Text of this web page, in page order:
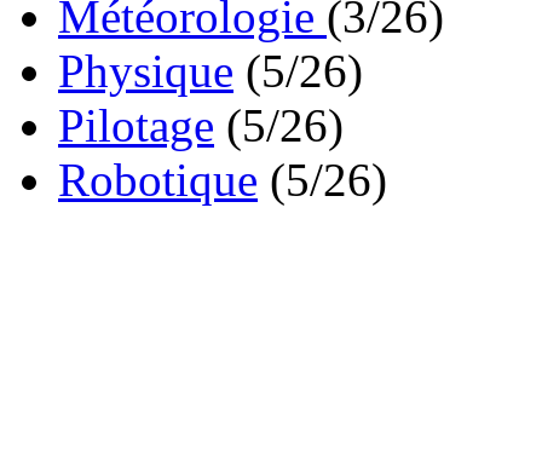
Météorologie (3/26)
Physique (5/26)
Pilotage (5/26)
Robotique (5/26)